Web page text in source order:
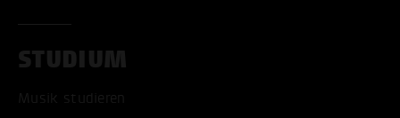
STUDIUM
Musik studieren